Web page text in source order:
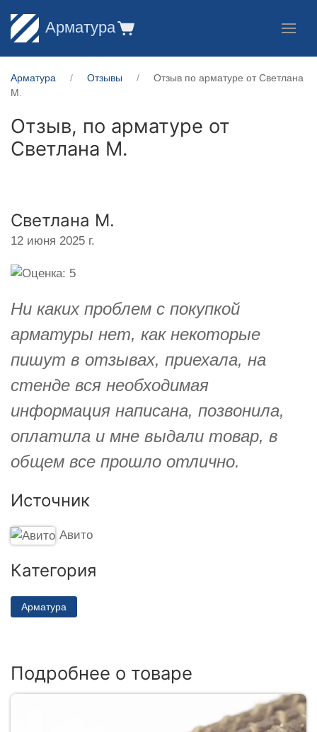
Арматура
Арматура Отзывы
Отзыв по арматуре от Светлана
М.
Отзыв, по арматуре от
Светлана М.
Светлана М.
12 июня 2025 г.
Ни каких проблем с покупкой
арматуры нет, как некоторые
пишут в отзывах, приехала, на
стенде вся необходимая
информация написана, позвонила,
оплатила и мне выдали товар, в
общем все прошло отлично.
Источник
Авито
Категория
Арматура
Подробнее о товаре